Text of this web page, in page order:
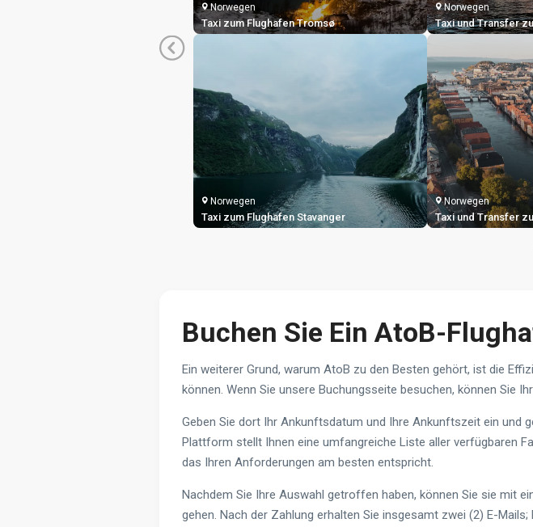
Norwegen
Taxi zum Flughafen Tromsø
Norwegen
Taxi zum Flughafen Stavanger
Norwegen
Taxi und Transfer
Norwegen
Taxi und Transfer
Buchen Sie Ein AtoB-
Ein weiterer Grund, warum AtoB zu den Besten gehört, ist die
können. Wenn Sie unsere Buchungsseite besuchen, können Sie
Geben Sie dort Ihr Ankunftsdatum und Ihre Ankunftszeit ein und
Plattform stellt Ihnen eine umfangreiche Liste aller verfügbaren
das Ihren Anforderungen am besten entspricht.
Nachdem Sie Ihre Auswahl getroffen haben, können Sie sie mit
gehen. Nach der Zahlung erhalten Sie insgesamt zwei (2) E-